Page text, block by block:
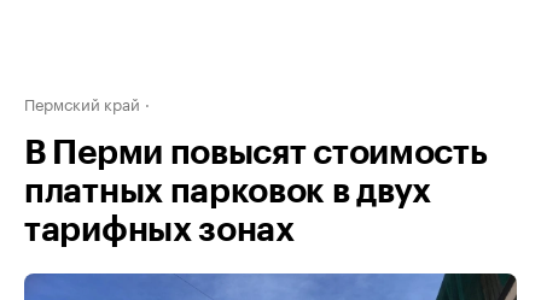
Пермский край
В Перми повысят стоимость
платных парковок в двух
тарифных зонах